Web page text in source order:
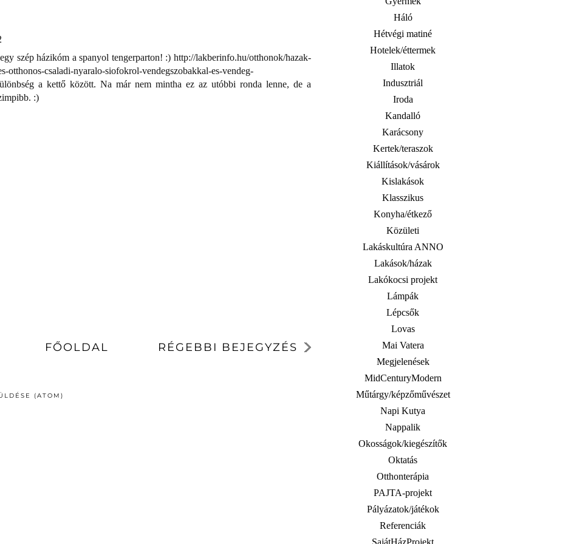
szép házikóm a spanyol tengerparton! :) http://lakberinfo.hu/otthonok/hazak-
otthonos-csaladi-nyaralo-siofokrol-vendegszobakkal-es-vendeg-
a kettő között. Na már nem mintha ez az utóbbi ronda lenne, de a
:)
RÉGEBBI BEJEGYZÉS
FŐOLDAL
(ATOM)
Háló
Hétvégi matiné
Hotelek/éttermek
Illatok
Indusztriál
Iroda
Kandalló
Karácsony
Kertek/teraszok
Kiállítások/vásárok
Kislakások
Klasszikus
Konyha/étkező
Közületi
Lakáskultúra ANNO
Lakások/házak
Lakókocsi projekt
Lámpák
Lépcsők
Lovas
Mai Vatera
Megjelenések
MidCenturyModern
Műtárgy/képzőművészet
Napi Kutya
Nappalik
Okosságok/kiegészítők
Oktatás
Otthonterápia
PAJTA-projekt
Pályázatok/játékok
Referenciák